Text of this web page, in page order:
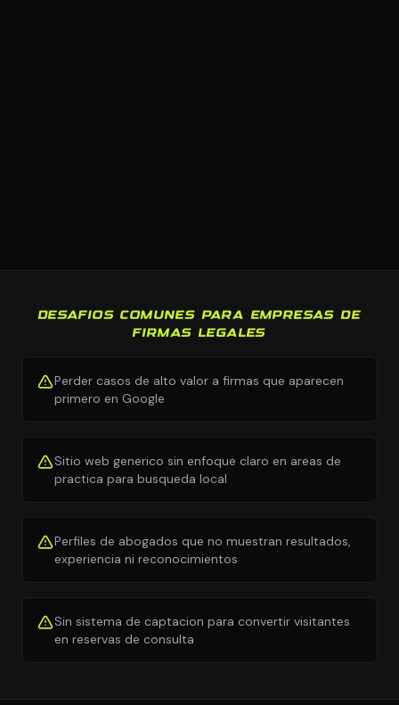
DESAFIOS COMUNES PARA EMPRESAS DE
FIRMAS LEGALES
Perder casos de alto valor a firmas que aparecen
primero en Google
Sitio web generico sin enfoque claro en areas de
practica para busqueda local
Perfiles de abogados que no muestran resultados,
experiencia ni reconocimientos
Sin sistema de captacion para convertir visitantes
en reservas de consulta